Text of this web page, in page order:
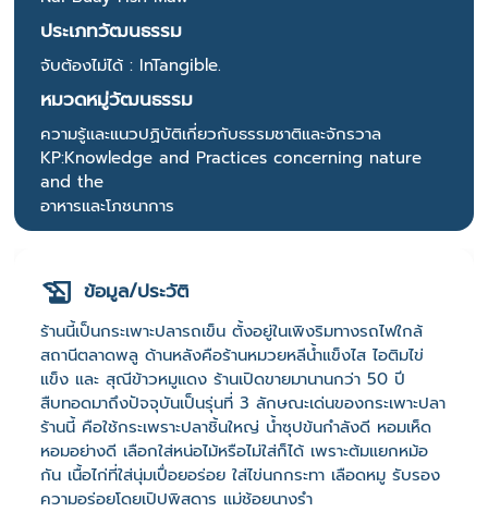
ประเภทวัฒนธรรม
จับต้องไม่ได้ : InTangible.
หมวดหมู่วัฒนธรรม
ความรู้และแนวปฏิบัติเกี่ยวกับธรรมชาติและจักรวาล
KP:Knowledge and Practices concerning nature
and the
อาหารและโภชนาการ
ข้อมูล/ประวัติ
ร้านนี้เป็นกระเพาะปลารถเข็น ตั้งอยู่ในเพิงริมทางรถไฟใกล้
สถานีตลาดพลู ด้านหลังคือร้านหมวยหลีน้ำแข็งไส ไอติมไข่
แข็ง และ สุณีข้าวหมูแดง ร้านเปิดขายมานานกว่า 50 ปี
สืบทอดมาถึงปัจจุบันเป็นรุ่นที่ 3 ลักษณะเด่นของกระเพาะปลา
ร้านนี้ คือใช้กระเพราะปลาชิ้นใหญ่ น้ำซุปข้นกำลังดี หอมเห็ด
หอมอย่างดี เลือกใส่หน่อไม้หรือไม่ใส่ก็ได้ เพราะต้มแยกหม้อ
กัน เนื้อไก่ที่ใส่นุ่มเปื่อยอร่อย ใส่ไข่นกกระทา เลือดหมู รับรอง
ความอร่อยโดยเปิปพิสดาร แม่ช้อยนางรำ